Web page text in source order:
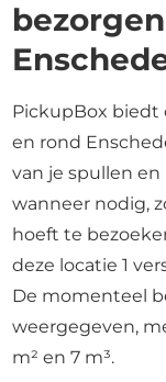
PickupBox biedt
en rond
van je spullen
wanneer nodig,
hoeft te
deze locatie 1
De momenteel
weergegeven,
m² en 7 m³.